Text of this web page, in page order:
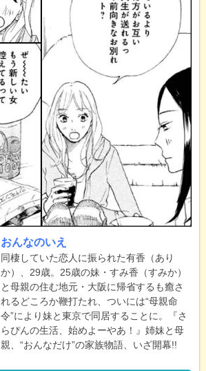
おんなのいえ
同棲していた恋人に振られた有香（あり
か）、29歳。25歳の妹・すみ香（すみか）
と母親の住む地元・大阪に帰省するも癒さ
れるどころか鞭打たれ、ついには“母親命
令”により妹と東京で同居することに。『さ
らぴんの生活、始めよーやあ！』姉妹と母
親、“おんなだけ”の家族物語、いざ開幕!!